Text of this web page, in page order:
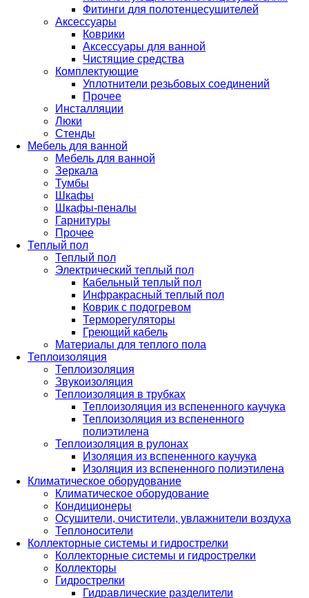
Фитинги для полотенцесушителей
Аксессуары
Коврики
Аксессуары для ванной
Чистящие средства
Комплектующие
Уплотнители резьбовых соединений
Прочее
Инсталляции
Люки
Стенды
Мебель для ванной
Мебель для ванной
Зеркала
Тумбы
Шкафы
Шкафы-пеналы
Гарнитуры
Прочее
Теплый пол
Теплый пол
Электрический теплый пол
Кабельный теплый пол
Инфракрасный теплый пол
Коврик с подогревом
Терморегуляторы
Греющий кабель
Материалы для теплого пола
Теплоизоляция
Теплоизоляция
Звукоизоляция
Теплоизоляция в трубках
Теплоизоляция из вспененного каучука
Теплоизоляция из вспененного
полиэтилена
Теплоизоляция в рулонах
Изоляция из вспененного каучука
Изоляция из вспененного полиэтилена
Климатическое оборудование
Климатическое оборудование
Кондиционеры
Осушители, очистители, увлажнители воздуха
Теплоносители
Коллекторные системы и гидрострелки
Коллекторные системы и гидрострелки
Коллекторы
Гидрострелки
Гидравлические разделители